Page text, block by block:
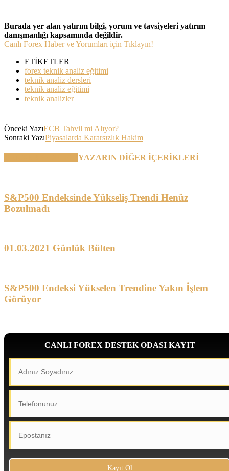
Burada yer alan yatırım bilgi, yorum ve tavsiyeleri yatırım
danışmanlığı kapsamında değildir.
Canlı Forex Haber ve Yorumları için Tıklayın!
ETİKETLER
forex teknik analiz eğitimi
teknik analiz dersleri
teknik analiz eğitimi
teknik analizler
Önceki YazıECB Tahvil mi Alıyor?
Sonraki YazıPiyasalarda Kararsızlık Hakim
YAZARIN DİĞER İÇERİKLERİ
S&P500 Endeksinde Yükseliş Trendi Henüz
Bozulmadı
01.03.2021 Günlük Bülten
S&P500 Endeksi Yükselen Trendine Yakın İşlem
Görüyor
CANLI FOREX DESTEK ODASI KAYIT